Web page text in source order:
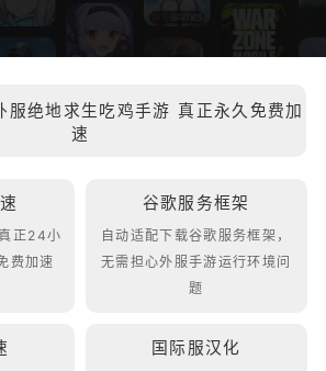
绝地求生吃鸡手游 真正永久免费加
速
正24小
费加速
谷歌服务框架
自动适配下载谷歌服务框架，
无需担心外服手游运行环境问
题
国际服汉化